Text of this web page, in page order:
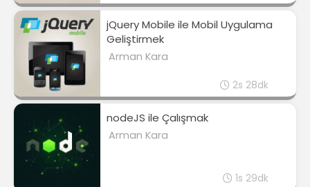
jQuery Mobile ile Mobil Uygulama
Geliştirmek
Arman Kara
2s 28dk
nodeJS ile Çalışmak
Arman Kara
1s 29dk